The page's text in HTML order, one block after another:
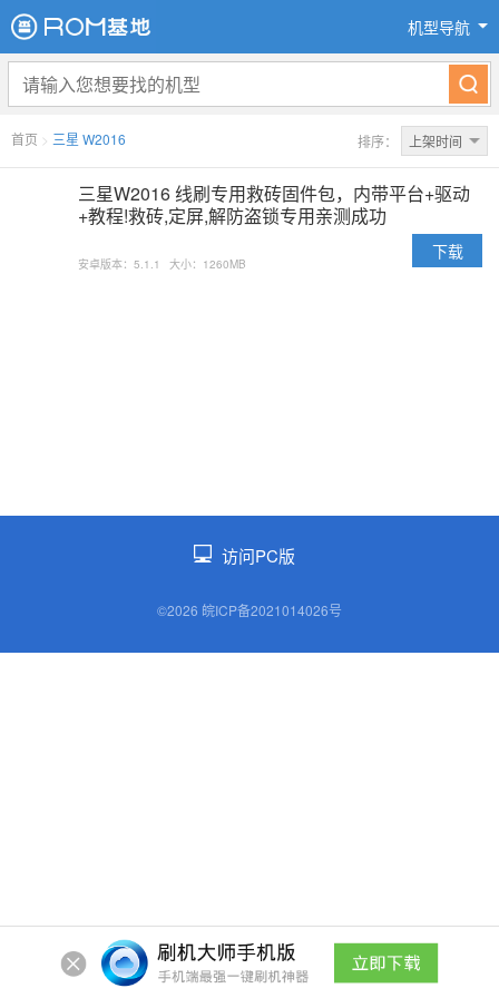
机型导航
首页 > 三星 W2016 排序： 上架时间
三星W2016 线刷专用救砖固件包，内带平台+驱动
+教程!救砖,定屏,解防盗锁专用亲测成功
安卓版本：5.1.1 大小：1260MB
下载
访问PC版
©2026 皖ICP备2021014026号